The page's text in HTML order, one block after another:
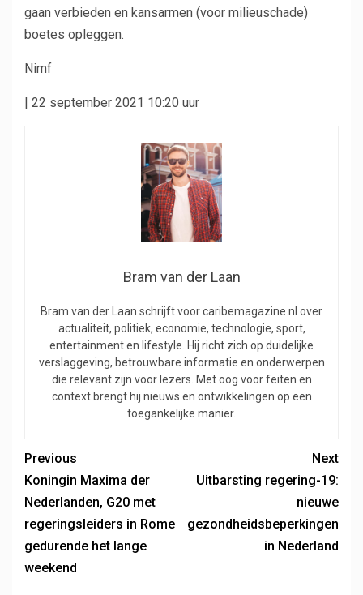
gaan verbieden en kansarmen (voor milieuschade)
boetes opleggen.
Nimf
| 22 september 2021 10:20 uur
Bram van der Laan
Bram van der Laan schrijft voor caribemagazine.nl over
actualiteit, politiek, economie, technologie, sport,
entertainment en lifestyle. Hij richt zich op duidelijke
verslaggeving, betrouwbare informatie en onderwerpen
die relevant zijn voor lezers. Met oog voor feiten en
context brengt hij nieuws en ontwikkelingen op een
toegankelijke manier.
Previous
Koningin Maxima der
Nederlanden, G20 met
regeringsleiders in Rome
gedurende het lange
weekend
Next
Uitbarsting regering-19:
nieuwe
gezondheidsbeperkingen
in Nederland